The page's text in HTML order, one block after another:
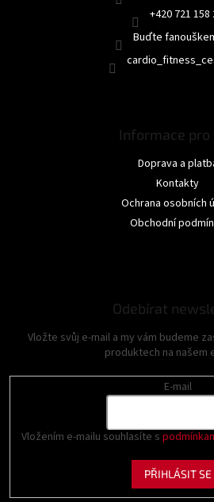
+420 721 158
Buďte
Informace pro
Doprava a
Kontakty
Ochrana osobních
Obchodní
Odebírat
Vložte svůj e-mail a my vám budeme
produktech na našem
E-mail
Vložením e-mailu souhlasíte s
PŘIHLÁSIT SE